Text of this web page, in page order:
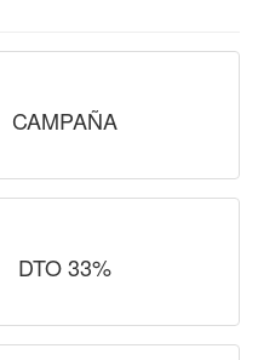
CAMPAÑA
DTO 33%